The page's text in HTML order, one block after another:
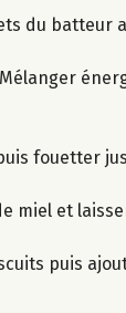
du batteur
fouetter
miel et
puis